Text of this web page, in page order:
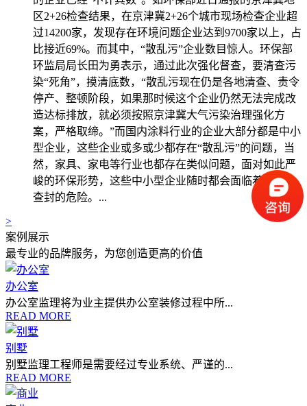
区2+26检查结果，在京津冀2+26个城市现场检查企业超
过14200家，发现存在环境问题企业达到9700家以上，占
比接近69%。而其中，“散乱污”企业数目惊人。环保部
环监局局长田为勇表示，通过此次强化督查，要清查污
染“死角”，摸清底数，“散乱污现在仍是各地清查、责令
停产、整顿阶段，如果那时候这个企业仍然无法完成改
造达标排放，就必须按照京津冀大气污染治理强化方
案，严格取缔。”而国内涂料行业的企业大部分都是中小
型企业，这些企业或多或少都存在“散乱污”的问题，当
然，家具、家电等行业也都存在类似问题，面对如此严
峻的环保形势，这些中小型企业随时都会面临着关停、
查封的危险。...
>
案例展示
最专业的品牌服务，为您创造更高的价值
办公室
办公室监理将为业主提供办公室装修过程中所...
READ MORE
别墅
别墅监理工程师是需要经过专业系统、严谨的...
READ MORE